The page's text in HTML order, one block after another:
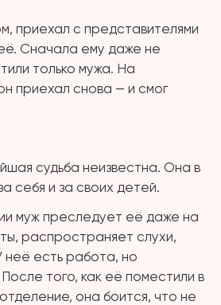
приехал с представителями
Сначала ему даже не
только мужа. На
приехал снова — и смог
судьба неизвестна. Она в
себя и за своих детей.
муж преследует её даже на
распространяет слухи,
неё есть работа, но
того, как её поместили в
она боится, что не